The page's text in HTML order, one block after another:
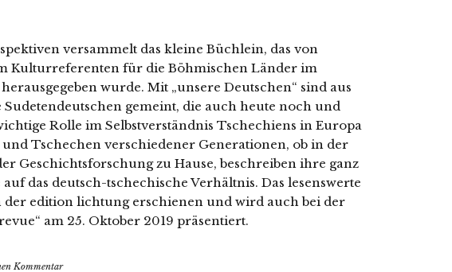
versammelt das kleine Büchlein, das von
Kulturreferenten für die Böhmischen Länder im
wurde. Mit „unsere Deutschen“ sind aus
gemeint, die auch heute noch und
Rolle im Selbstverständnis Tschechiens in Europa
Tschechen verschiedener Generationen, ob in der
Geschichtsforschung zu Hause, beschreiben ihre ganz
das deutsch-tschechische Verhältnis. Das lesenswerte
der edition lichtung erschienen und wird auch bei der
am 25. Oktober 2019 präsentiert.
Kommentar